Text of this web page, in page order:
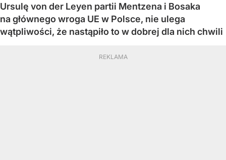
Ursulę von der Leyen partii Mentzena i Bosaka
na głównego wroga UE w Polsce, nie ulega
wątpliwości, że nastąpiło to w dobrej dla nich chwili